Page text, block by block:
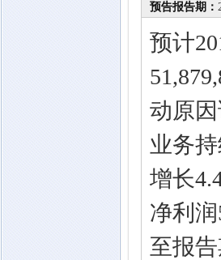
预告报告期：
预计
动原
业务
增长
净利
至报